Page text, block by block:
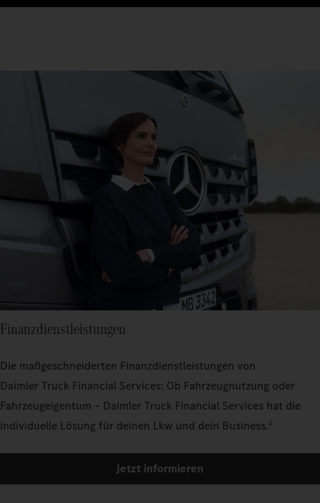
Finanzdienstleistungen
Die maßgeschneiderten Finanzdienstleistungen von
Daimler Truck Financial Services: Ob Fahrzeugnutzung oder
Fahrzeugeigentum – Daimler Truck Financial Services hat die
individuelle Lösung für deinen Lkw und dein Business.5
Jetzt informieren